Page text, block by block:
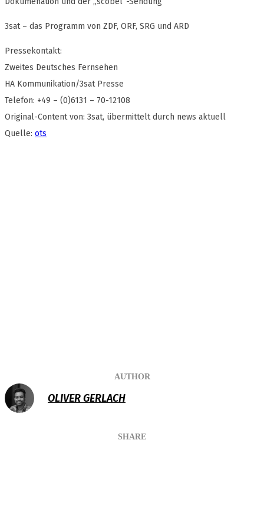
3sat – das Programm von ZDF, ORF, SRG und ARD
Pressekontakt:
Zweites Deutsches Fernsehen
HA Kommunikation/3sat Presse
Telefon: +49 – (0)6131 – 70-12108
Original-Content von: 3sat, übermittelt durch news aktuell
Quelle: ots
AUTHOR
OLIVER GERLACH
SHARE